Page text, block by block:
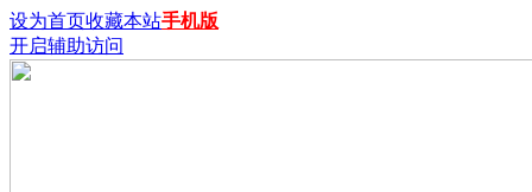
设为首页收藏本站手机版
开启辅助访问